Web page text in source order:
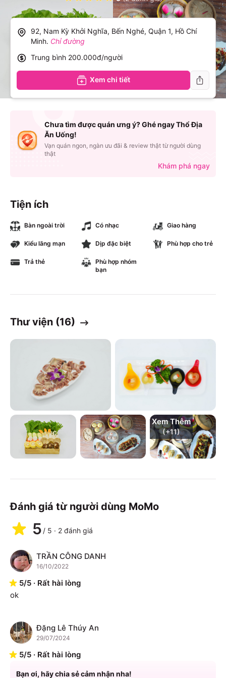
Tiện ích
Bàn ngoài trời Có nhạc Giao hàng
Kiểu lãng mạn Dịp đặc biệt Phù hợp cho trẻ
Trả thẻ
Phù hợp nhóm
bạn
Thư viện (16)
Xem Thêm
(+11)
Đánh giá từ người dùng MoMo
5/ 5 · 2 đánh giá
T TRẦN CÔNG DANH
16/10/2022
5/5 · Rất hài lòng
ok
Đ Đặng Lê Thúy An
29/07/2024
5/5 · Rất hài lòng
Bạn ơi, hãy chia sẻ cảm nhận nha!
92, Nam Kỳ Khởi Nghĩa, Bến Nghé, Quận 1, Hồ Chí
Minh. Chỉ đường
Trung bình 200.000đ/người
Xem chi tiết
Chưa tìm được quán ưng ý? Ghé ngay Thổ Địa
Ăn Uống!
Vạn quán ngon, ngàn ưu đãi & review thật từ người dùng
thật
Khám phá ngay